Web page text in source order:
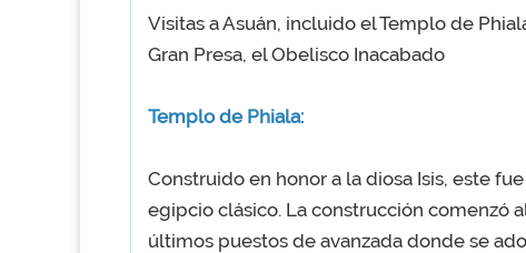
Visitas a Asuán, incluido el Templo de
Gran Presa, el Obelisco Inacabado
Templo de Phiala:
Construido en honor a la diosa Isis, este
egipcio clásico. La construcción comenzó
últimos puestos de avanzada donde se